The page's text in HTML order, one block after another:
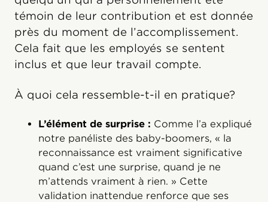
témoin de leur contribution et est donnée
près du moment de l’accomplissement.
Cela fait que les employés se sentent
inclus et que leur travail compte.
À quoi cela ressemble-t-il en pratique?
L’élément de surprise : Comme l’a expliqué
notre panéliste des baby-boomers, « la
reconnaissance est vraiment significative
quand c’est une surprise, quand je ne
m’attends vraiment à rien. » Cette
validation inattendue renforce que ses